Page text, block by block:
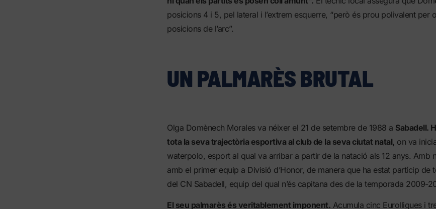
posicions 4 i 5, pel lateral i l’extrem esquerre, “però és prou polivalent per
posicions de l’arc”.
UN PALMARÈS BRUTAL
Olga Domènech Morales va néixer el 21 de setembre de 1988 a Sabadell.
tota la seva trajectòria esportiva al club de la seva ciutat natal, on va
waterpolo, esport al qual va arribar a partir de la natació als 12 anys. Amb
amb el primer equip a Divisió d’Honor, de manera que ha estat partícip de
del CN Sabadell, equip del qual n’és capitana des de la temporada 2009-
El seu palmarès és veritablement imponent. Acumula cinc Eurolligues i